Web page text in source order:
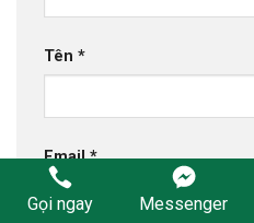
Tên *
Email*
Gọi ngay Messenger